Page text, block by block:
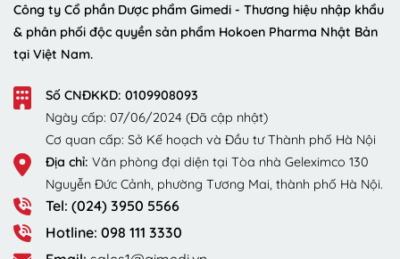
Công ty Cổ phần Dược phẩm Gimedi - Thương hiệu nhập khẩu
& phân phối độc quyền sản phẩm Hokoen Pharma Nhật Bản
tại Việt Nam.
Số CNĐKKD: 0109908093
Ngày cấp: 07/06/2024 (Đã cập nhật)
Cơ quan cấp: Sở Kế hoạch và Đầu tư Thành phố Hà Nội
Địa chỉ: Văn phòng đại diện tại Tòa nhà Geleximco 130
Nguyễn Đức Cảnh, phường Tương Mai, thành phố Hà Nội.
Tel: (024) 3950 5566
Hotline: 098 111 3330